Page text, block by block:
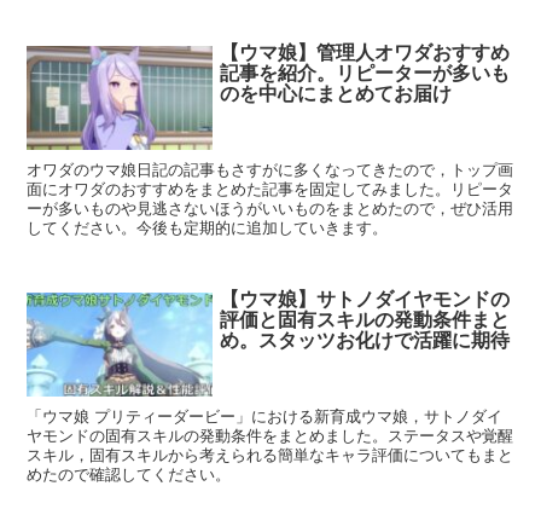
【ウマ娘】管理人オワダおすすめ
記事を紹介。リピーターが多いも
のを中心にまとめてお届け
オワダのウマ娘日記の記事もさすがに多くなってきたので，トップ画
面にオワダのおすすめをまとめた記事を固定してみました。リピータ
ーが多いものや見逃さないほうがいいものをまとめたので，ぜひ活用
してください。今後も定期的に追加していきます。
【ウマ娘】サトノダイヤモンドの
評価と固有スキルの発動条件まと
め。スタッツお化けで活躍に期待
「ウマ娘 プリティーダービー」における新育成ウマ娘，サトノダイ
ヤモンドの固有スキルの発動条件をまとめました。ステータスや覚醒
スキル，固有スキルから考えられる簡単なキャラ評価についてもまと
めたので確認してください。